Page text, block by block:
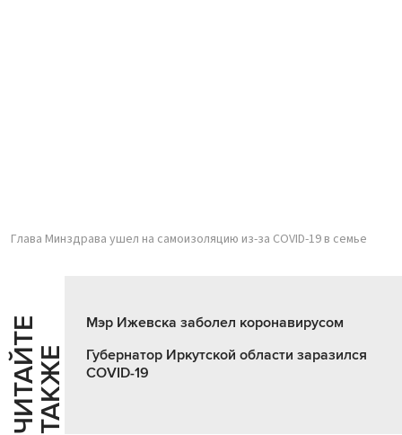
Глава Минздрава ушел на самоизоляцию из-за СOVID-19 в семье
Ч
И
Т
АЙ
Т
Е
Т
А
К
ЖЕ
Мэр Ижевска заболел коронавирусом
Губернатор Иркутской области заразился
COVID-19